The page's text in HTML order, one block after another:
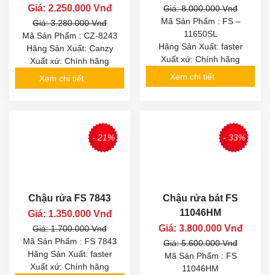
Giá: 2.250.000 Vnđ
Giá: 3.280.000 Vnđ
Mã Sản Phẩm : CZ-8243
Hãng Sản Xuất: Canzy
Xuất xứ: Chính hãng
Xem chi tiết
Giá: 8.000.000 Vnđ
Mã Sản Phẩm : FS –
11650SL
Hãng Sản Xuất: faster
Xuất xứ: Chính hãng
Xem chi tiết
- 21%
Chậu rửa FS 7843
Giá: 1.350.000 Vnđ
Giá: 1.700.000 Vnđ
Mã Sản Phẩm : FS 7843
Hãng Sản Xuất: faster
Xuất xứ: Chính hãng
- 33%
Chậu rửa bát FS
11046HM
Giá: 3.800.000 Vnđ
Giá: 5.600.000 Vnđ
Mã Sản Phẩm : FS
11046HM